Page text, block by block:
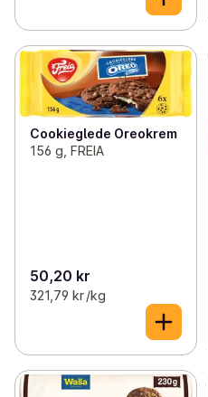
Cookieglede Oreokrem
156 g, FREIA
50,20 kr
321,79 kr /kg